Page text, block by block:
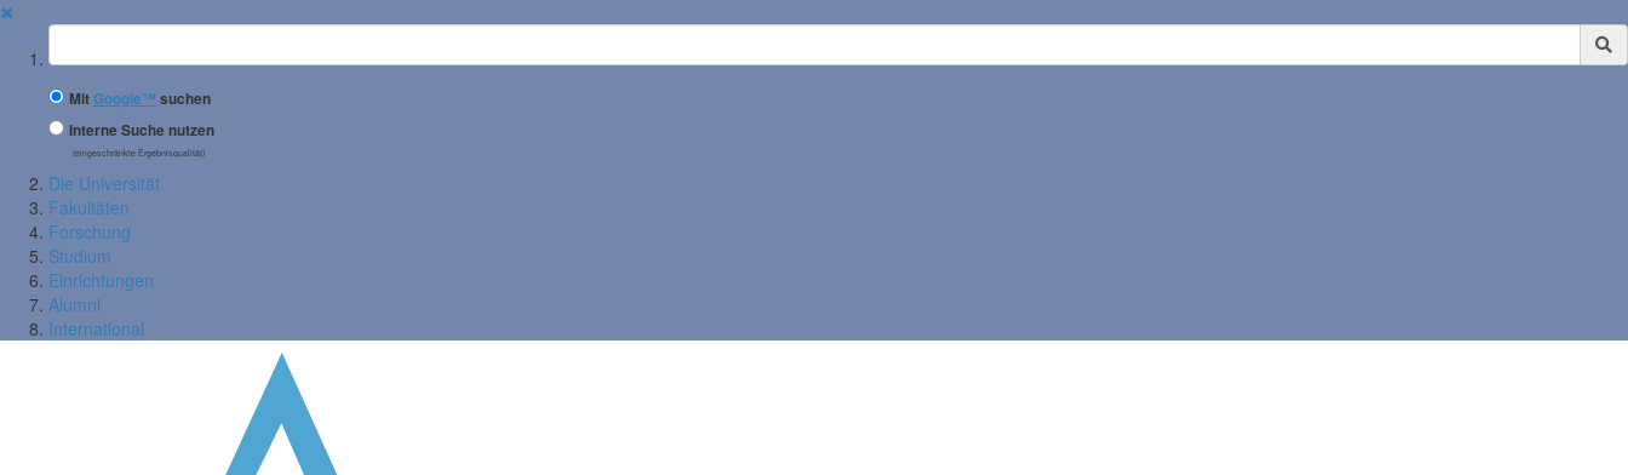
✖
Suchbegriff
MitGoogle™ suchen
Interne Suche nutzen
(eingeschränkte Ergebnisqualität)
Die Universität
Fakultäten
Forschung
Studium
Einrichtungen
Alumni
International